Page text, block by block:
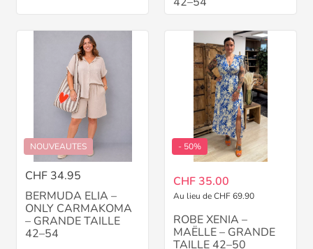
NOUVEAUTES
CHF 34.95
BERMUDA ELIA –
ONLY CARMAKOMA
– GRANDE TAILLE
42–54
- 50%
CHF 35.00
Au lieu de CHF 69.90
ROBE XENIA –
MAËLLE – GRANDE
TAILLE 42–50